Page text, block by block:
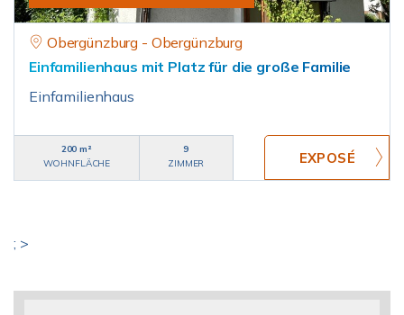
Obergünzburg - Obergünzburg
Einfamilienhaus mit Platz für die große Familie
Einfamilienhaus
200 m²
WOHNFLÄCHE
9
ZIMMER
; >